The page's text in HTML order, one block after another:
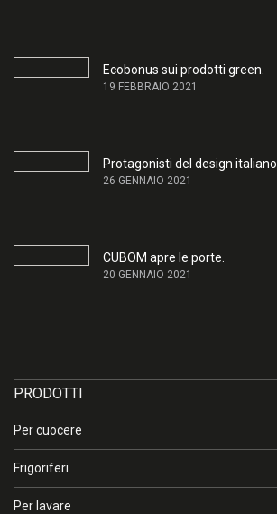
Ecobonus sui prodotti green.
19 FEBBRAIO 2021
Protagonisti del design italiano.
26 GENNAIO 2021
CUBOM apre le porte.
20 GENNAIO 2021
PRODOTTI
Per cuocere
Frigoriferi
Per lavare